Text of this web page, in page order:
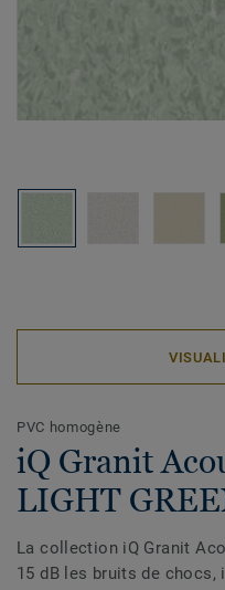
PVC homogène
iQ Granit
LIGHT
La collection iQ Granit
15 dB les bruits de